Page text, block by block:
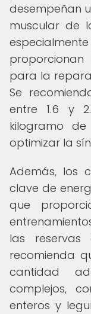
desempeñan
muscular de
para la
Se
entre 1.6 y
kilogramo
optimizar la
Además, los
clave de
que
las reservas
recomienda
cantidad
complejos,
enteros y